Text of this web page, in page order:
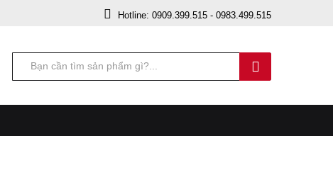
Hotline: 0909.399.515 - 0983.499.515